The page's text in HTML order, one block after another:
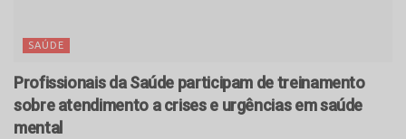
SAÚDE
Profissionais da Saúde participam de treinamento
sobre atendimento a crises e urgências em saúde
mental